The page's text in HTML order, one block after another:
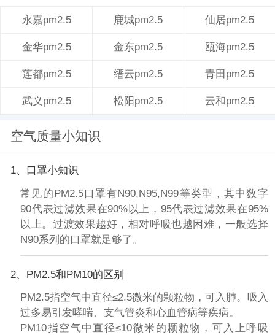
永嘉pm2.5 鹿城pm2.5 仙居pm2.5
金华pm2.5 金东pm2.5 瓯海pm2.5
莲都pm2.5 缙云pm2.5 青田pm2.5
武义pm2.5 松阳pm2.5 云和pm2.5
空气质量小知识
1、口罩小知识
常见的PM2.5口罩有N90,N95,N99等类型，其中数字
90代表过滤效果在90%以上，95代表过滤效果在95%
以上。过渡效果越好，相对呼吸也越困难，一般选择
N90系列的口罩就足够了。
2、PM2.5和PM10的区别
PM2.5指空气中直径≤2.5微米的颗粒物，可入肺。吸入
过多易引发哮喘、支气管炎和心血管病等疾病。
PM10指空气中直径≤10微米的颗粒物，可入上呼吸